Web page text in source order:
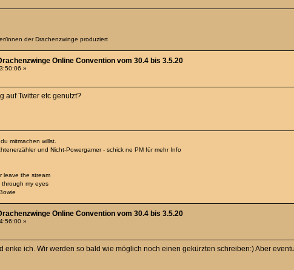
innen der Drachenzwinge produziert
Online Convention vom 30.4 bis 3.5.20
»
auf Twitter etc genutzt?
mitmachen willst.
und Nicht-Powergamer - schick ne PM für mehr Info
leave the stream
my eyes
Online Convention vom 30.4 bis 3.5.20
»
enke ich. Wir werden so bald wie möglich noch einen gekürzten schreiben:) Aber